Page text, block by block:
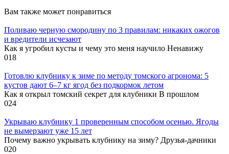
Вам также может понравиться
Поливаю черную смородину по 3 правилам: никаких ожогов
и вредители исчезают
Как я угробил кусты и чему это меня научило Ненавижу
018
Готовлю клубнику к зиме по методу томского агронома: 5
кустов дают 6–7 кг ягод без подкормок летом
Как я открыл томский секрет для клубники В прошлом
024
Укрываю клубнику 1 проверенным способом осенью. Ягоды
не вымерзают уже 15 лет
Почему важно укрывать клубнику на зиму? Друзья-дачники
020